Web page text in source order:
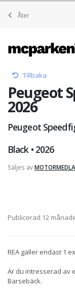
Åter
Tillbaka
Peugeot
2026
Peugeot
Black • 2026
Säljes av
Publicerad 12
REA gäller endast 1
Är du intresserad av
Barsebäck.